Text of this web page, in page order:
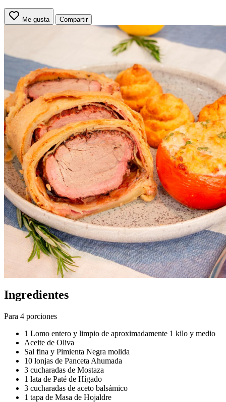
Me gusta Compartir
Ingredientes
Para 4 porciones
1 Lomo entero y limpio de aproximadamente 1 kilo y medio
Aceite de Oliva
Sal fina y Pimienta Negra molida
10 lonjas de Panceta Ahumada
3 cucharadas de Mostaza
1 lata de Paté de Hígado
3 cucharadas de aceto balsámico
1 tapa de Masa de Hojaldre